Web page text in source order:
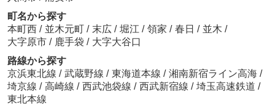
町名から探す
本町西 / 並木元町 / 末広 / 堀江 / 領家 / 春日 / 並木 /
大字原市 / 鹿手袋 / 大字大谷口
路線から探す
京浜東北線 / 武蔵野線 / 東海道本線 / 湘南新宿ライン高海 /
埼京線 / 高崎線 / 西武池袋線 / 西武新宿線 / 埼玉高速鉄道 /
東北本線